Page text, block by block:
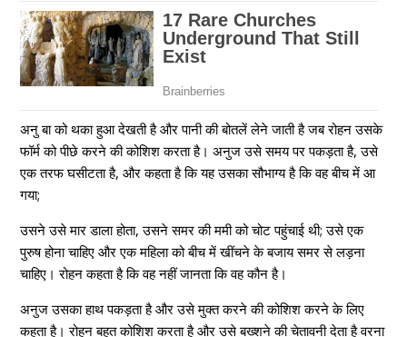
अनु बा को थका हुआ देखती है और पानी की बोतलें लेने जाती है जब रोहन उसके
फॉर्म को पीछे करने की कोशिश करता है। अनुज उसे समय पर पकड़ता है, उसे
एक तरफ घसीटता है, और कहता है कि यह उसका सौभाग्य है कि वह बीच में आ
गया;
उसने उसे मार डाला होता, उसने समर की ममी को चोट पहुंचाई थी; उसे एक
पुरुष होना चाहिए और एक महिला को बीच में खींचने के बजाय समर से लड़ना
चाहिए। रोहन कहता है कि वह नहीं जानता कि वह कौन है।
अनुज उसका हाथ पकड़ता है और उसे मुक्त करने की कोशिश करने के लिए
कहता है। रोहन बहुत कोशिश करता है और उसे बख्शने की चेतावनी देता है वरना